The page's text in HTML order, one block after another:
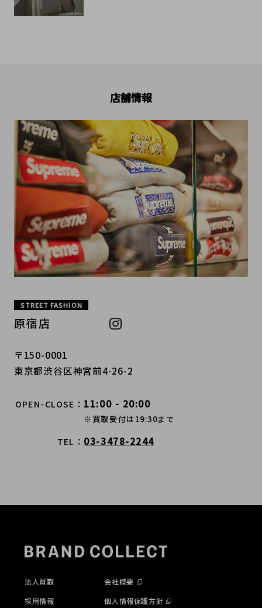
店舗情報
STREET FASHION
原宿店
〒150-0001
東京都渋谷区神宮前4-26-2
OPEN-CLOSE 11:00 - 20:00
※買取受付は19:30まで
TEL 03-3478-2244
法人買取
採用情報
会社概要
個人情報保護方針